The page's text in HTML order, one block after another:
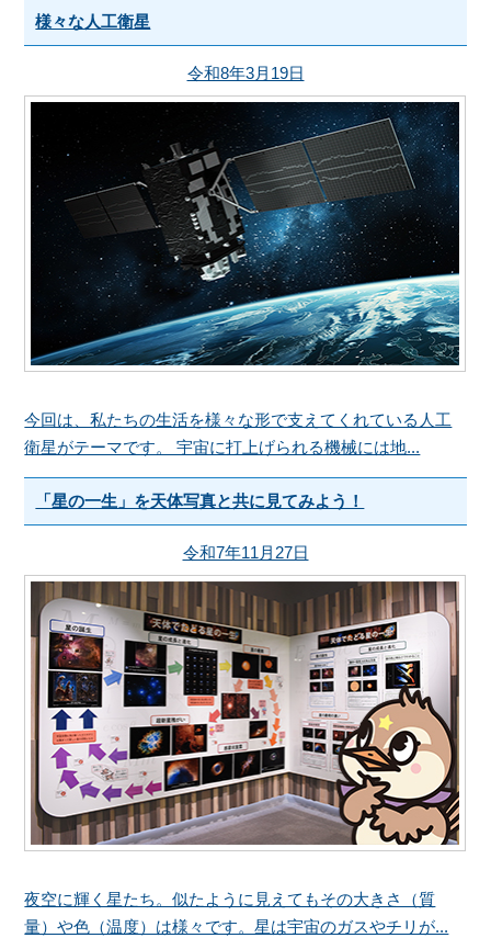
様々な人工衛星
令和8年3月19日
今回は、私たちの生活を様々な形で支えてくれている人工
衛星がテーマです。 宇宙に打上げられる機械には地...
「星の一生」を天体写真と共に見てみよう！
令和7年11月27日
夜空に輝く星たち。似たように見えてもその大きさ（質
量）や色（温度）は様々です。星は宇宙のガスやチリが...